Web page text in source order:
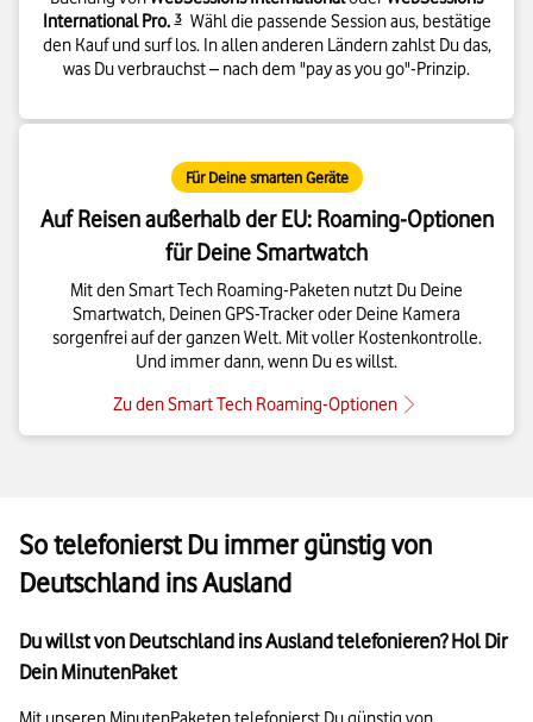
International Pro. 3Details zur Fußnote
Wähl die passende Session aus, bestätige
den Kauf und surf los. In allen anderen Ländern zahlst Du das,
was Du verbrauchst – nach dem "pay as you go"-Prinzip.
Für Deine smarten Geräte
Auf Reisen außerhalb der EU: Roaming-Optionen
für Deine Smartwatch
Mit den Smart Tech Roaming-Paketen nutzt Du Deine
Smartwatch, Deinen GPS-Tracker oder Deine Kamera
sorgenfrei auf der ganzen Welt. Mit voller Kostenkontrolle.
Und immer dann, wenn Du es willst.
Zu den Smart Tech Roaming-Optionen
So telefonierst Du immer günstig von
Deutschland ins Ausland
Du willst von Deutschland ins Ausland telefonieren? Hol Dir
Dein MinutenPaket